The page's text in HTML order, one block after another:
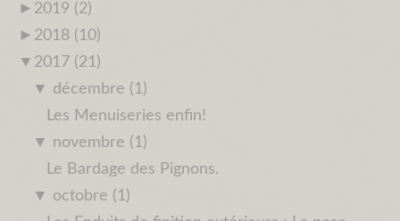
► 2019 (2)
► 2018 (10)
▼ 2017 (21)
▼ décembre (1)
Les Menuiseries enfin!
▼ novembre (1)
Le Bardage des Pignons.
▼ octobre (1)